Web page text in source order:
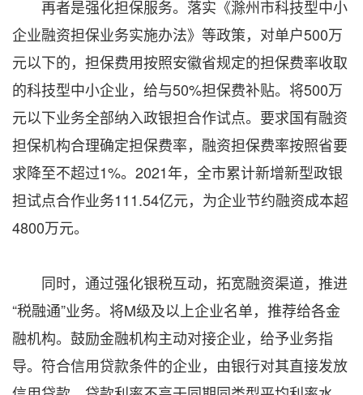
再者是强化担保服务。落实《滁州市科技型中小
企业融资担保业务实施办法》等政策，对单户500万
元以下的，担保费用按照安徽省规定的担保费率收取
的科技型中小企业，给与50%担保费补贴。将500万
元以下业务全部纳入政银担合作试点。要求国有融资
担保机构合理确定担保费率，融资担保费率按照省要
求降至不超过1%。2021年，全市累计新增新型政银
担试点合作业务111.54亿元，为企业节约融资成本超
4800万元。
同时，通过强化银税互动，拓宽融资渠道，推进
“税融通”业务。将M级及以上企业名单，推荐给各金
融机构。鼓励金融机构主动对接企业，给予业务指
导。符合信用贷款条件的企业，由银行对其直接发放